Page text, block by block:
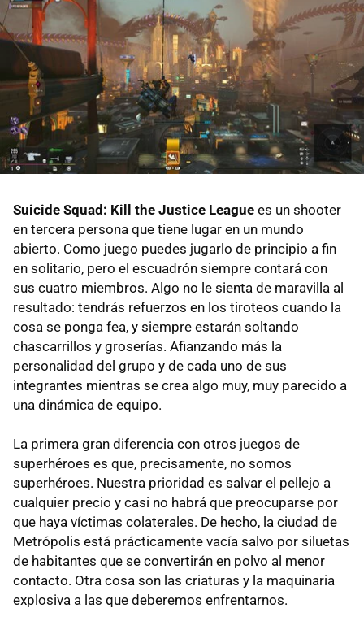
Suicide Squad: Kill the Justice League es un shooter
en tercera persona que tiene lugar en un mundo
abierto. Como juego puedes jugarlo de principio a fin
en solitario, pero el escuadrón siempre contará con
sus cuatro miembros. Algo no le sienta de maravilla al
resultado: tendrás refuerzos en los tiroteos cuando la
cosa se ponga fea, y siempre estarán soltando
chascarrillos y groserías. Afianzando más la
personalidad del grupo y de cada uno de sus
integrantes mientras se crea algo muy, muy parecido a
una dinámica de equipo.
La primera gran diferencia con otros juegos de
superhéroes es que, precisamente, no somos
superhéroes. Nuestra prioridad es salvar el pellejo a
cualquier precio y casi no habrá que preocuparse por
que haya víctimas colaterales. De hecho, la ciudad de
Metrópolis está prácticamente vacía salvo por siluetas
de habitantes que se convertirán en polvo al menor
contacto. Otra cosa son las criaturas y la maquinaria
explosiva a las que deberemos enfrentarnos.